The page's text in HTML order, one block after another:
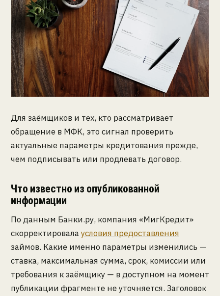
Для заёмщиков и тех, кто рассматривает
обращение в МФК, это сигнал проверить
актуальные параметры кредитования прежде,
чем подписывать или продлевать договор.
Что известно из опубликованной
информации
По данным Банки.ру, компания «МигКредит»
скорректировалаусловия предоставления
займов. Какие именно параметры изменились —
ставка, максимальная сумма, срок, комиссии или
требования к заёмщику — в доступном на момент
публикации фрагменте не уточняется. Заголовок